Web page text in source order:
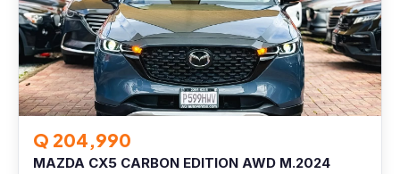
Q 204,990
MAZDA CX5 CARBON EDITION AWD M.2024